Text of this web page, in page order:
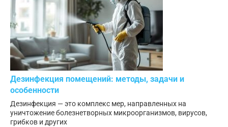
Дезинфекция помещений: методы, задачи и
особенности
Дезинфекция — это комплекс мер, направленных на
уничтожение болезнетворных микроорганизмов, вирусов,
грибков и других